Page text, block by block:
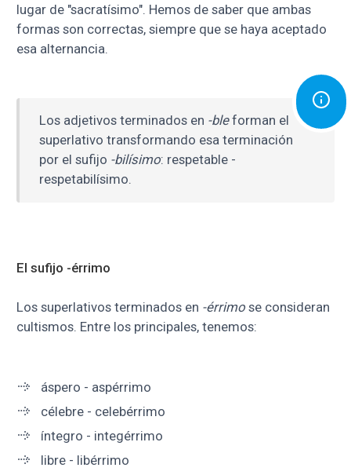
lugar de "sacratísimo". Hemos de saber que ambas
formas son correctas, siempre que se haya aceptado
esa alternancia.
Los adjetivos terminados en -bleforman el
superlativo transformando esa terminación
por el sufijo -bilísimo: respetable -
respetabilísimo.
El sufijo -érrimo
Los superlativos terminados en -érrimo se consideran
cultismos. Entre los principales, tenemos:
áspero - aspérrimo
célebre - celebérrimo
íntegro - integérrimo
libre - libérrimo